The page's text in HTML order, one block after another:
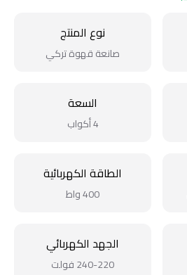
نوع المنتج
صانعة قهوة تركي
السعة
4 أكواب
الطاقة الكهربائية
400 واط
الجهد الكهربائي
240-220 فولت